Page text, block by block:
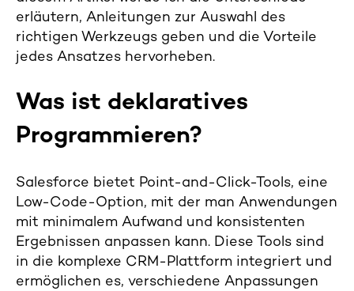
erläutern, Anleitungen zur Auswahl des
richtigen Werkzeugs geben und die Vorteile
jedes Ansatzes hervorheben.
Was ist deklaratives
Programmieren?
Salesforce bietet Point-and-Click-Tools, eine
Low-Code-Option, mit der man Anwendungen
mit minimalem Aufwand und konsistenten
Ergebnissen anpassen kann. Diese Tools sind
in die komplexe CRM-Plattform integriert und
ermöglichen es, verschiedene Anpassungen